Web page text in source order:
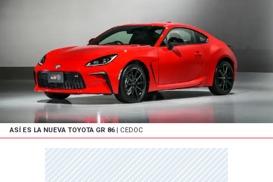
ASÍ ES LA NUEVA TOYOTA GR 86| CEDOC